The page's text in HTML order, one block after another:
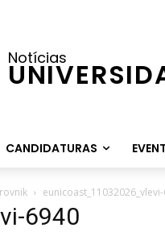
Notícias
CANDIDATURAS
6940